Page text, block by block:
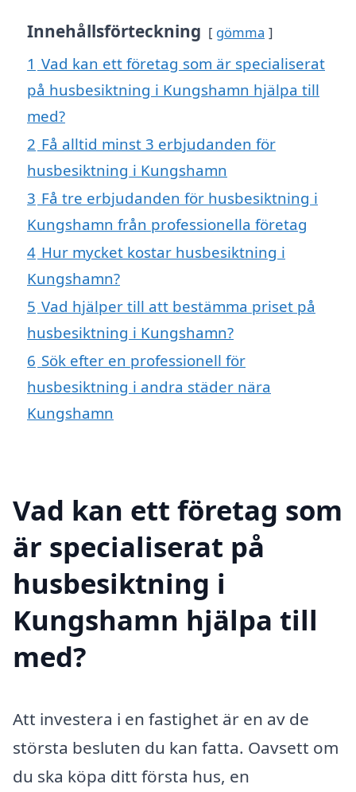
Innehållsförteckning gömma
1 Vad kan ett företag som är specialiserat
på husbesiktning i Kungshamn hjälpa till
med?
2 Få alltid minst 3 erbjudanden för
husbesiktning i Kungshamn
3 Få tre erbjudanden för husbesiktning i
Kungshamn från professionella företag
4 Hur mycket kostar husbesiktning i
Kungshamn?
5 Vad hjälper till att bestämma priset på
husbesiktning i Kungshamn?
6 Sök efter en professionell för
husbesiktning i andra städer nära
Kungshamn
Vad kan ett företag som
är specialiserat på
husbesiktning i
Kungshamn hjälpa till
med?
Att investera i en fastighet är en av de
största besluten du kan fatta. Oavsett om
du ska köpa ditt första hus, en